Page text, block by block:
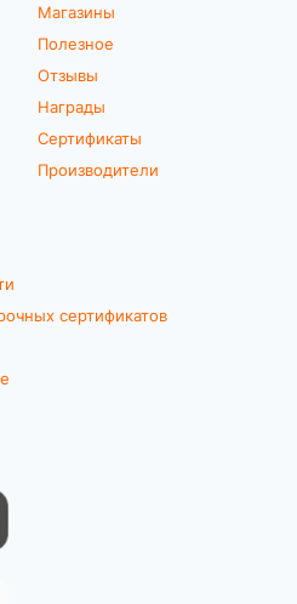
Магазины
Полезное
Отзывы
Награды
Сертификаты
Производители
сертификатов